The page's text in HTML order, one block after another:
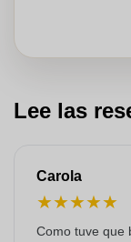
Lee las
Carola
★★★★★
Como tuve que